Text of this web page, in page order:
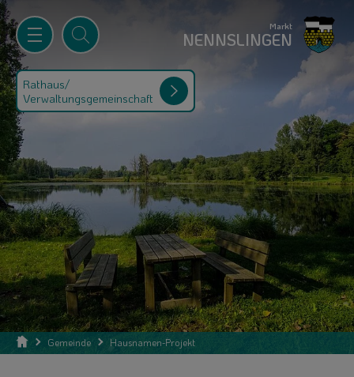
Markt
NENNSLINGEN
Rathaus/
Verwaltungsgemeinschaft
Gemeinde Hausnamen-Projekt